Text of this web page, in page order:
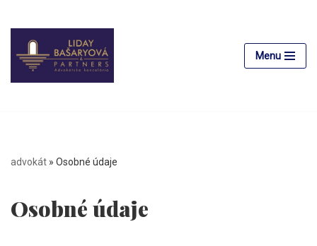
Preskočiť
na
obsah
Menu
advokát » Osobné údaje
Osobné údaje